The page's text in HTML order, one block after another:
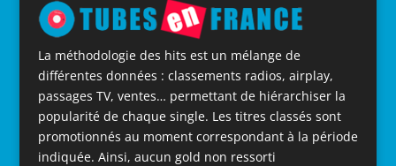
La méthodologie des hits est un mélange de
différentes données : classements radios, airplay,
passages TV, ventes… permettant de hiérarchiser la
popularité de chaque single. Les titres classés sont
promotionnés au moment correspondant à la période
indiquée. Ainsi, aucun gold non ressorti